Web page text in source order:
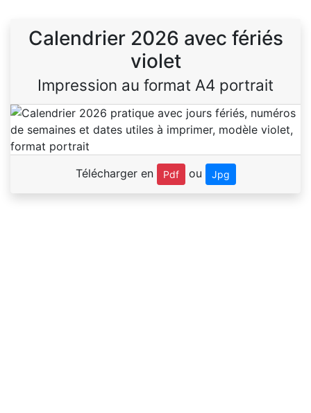
Calendrier 2026 avec fériés
violet
Impression au format A4 portrait
Télécharger en Pdf ou Jpg